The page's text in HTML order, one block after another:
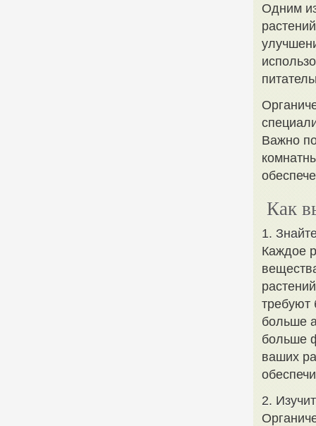
Одним
Важно
Как
1.
Каждое
требуют
больше
больше
ваших
2.